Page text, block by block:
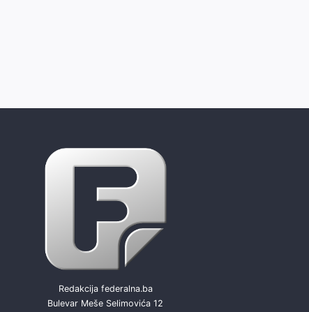
Redakcija federalna.ba
Bulevar Meše Selimovića 12